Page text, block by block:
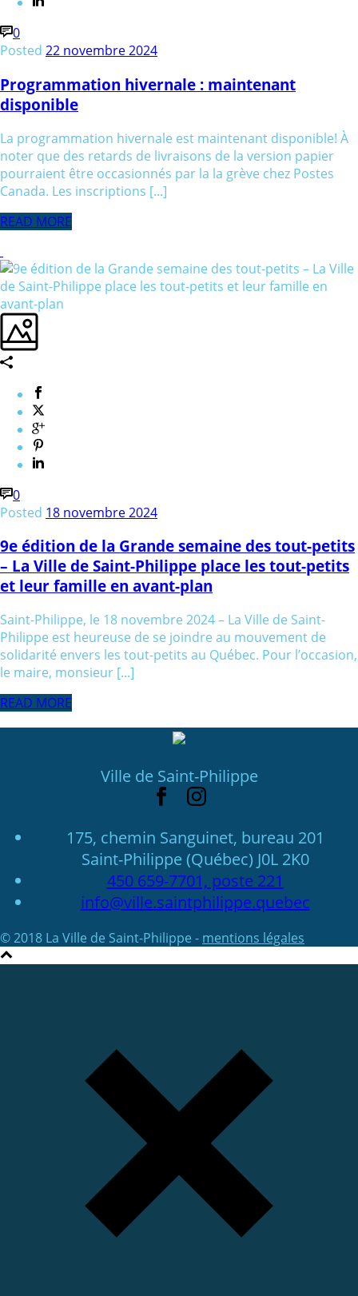
0
Posted 22 novembre 2024
Programmation hivernale : maintenant
disponible
La programmation hivernale est maintenant disponible! À
noter que des retards de livraisons de la version papier
pourraient être occasionnés par la la grève chez Postes
Canada. Les inscriptions [...]
READ MORE
0
Posted 18 novembre 2024
9e édition de la Grande semaine des tout-petits
– La Ville de Saint-Philippe place les tout-petits
et leur famille en avant-plan
Saint-Philippe, le 18 novembre 2024 – La Ville de Saint-
Philippe est heureuse de se joindre au mouvement de
solidarité envers les tout-petits au Québec. Pour l’occasion,
le maire, monsieur [...]
READ MORE
Ville de Saint-Philippe
175, chemin Sanguinet, bureau 201
Saint-Philippe (Québec) J0L 2K0
450 659-7701, poste 221
info@ville.saintphilippe.quebec
© 2018 La Ville de Saint-Philippe - mentions légales